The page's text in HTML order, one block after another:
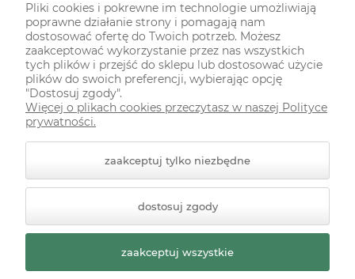
ODWIEDŹ NAS NA
Styl graficzny ShopGadget.pl
Sklep internetowy Shoper
Premium
Pliki cookies i pokrewne im technologie umożliwiają
poprawne działanie strony i pomagają nam
dostosować ofertę do Twoich potrzeb. Możesz
zaakceptować wykorzystanie przez nas wszystkich
tych plików i przejść do sklepu lub dostosować użycie
plików do swoich preferencji, wybierając opcję
"Dostosuj zgody".
Więcej o plikach cookies przeczytasz w naszej Polityce
prywatności.
zaakceptuj tylko niezbędne
dostosuj zgody
zaakceptuj wszystkie